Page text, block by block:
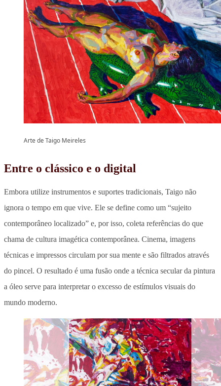
Arte de Taigo Meireles
Entre o clássico e o digital
Embora utilize instrumentos e suportes tradicionais, Taigo não
ignora o tempo em que vive. Ele se define como um “sujeito
contemporâneo localizado” e, por isso, coleta referências do que
chama de cultura imagética contemporânea. Cinema, imagens
técnicas e impressos circulam por sua mente e são filtrados através
do pincel. O resultado é uma fusão onde a técnica secular da pintura
a óleo serve para interpretar o excesso de estímulos visuais do
mundo moderno.